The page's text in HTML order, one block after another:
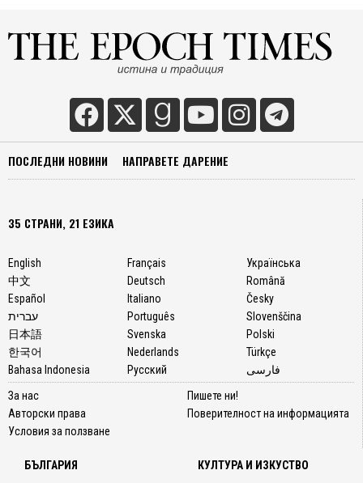
ПОСЛЕДНИ НОВИНИ НАПРАВЕТЕ ДАРЕНИЕ
35 СТРАНИ, 21 ЕЗИКА
English
中文
Español
עברית
日本語
한국어
Bahasa Indonesia
Français
Deutsch
Italiano
Português
Svenska
Nederlands
Русский
Українська
Română
Česky
Slovenščina
Polski
Türkçe
فارسی
За нас
Авторски права
Условия за ползване
Пишете ни!
Поверителност на информацията
БЪЛГАРИЯ КУЛТУРА И ИЗКУСТВО